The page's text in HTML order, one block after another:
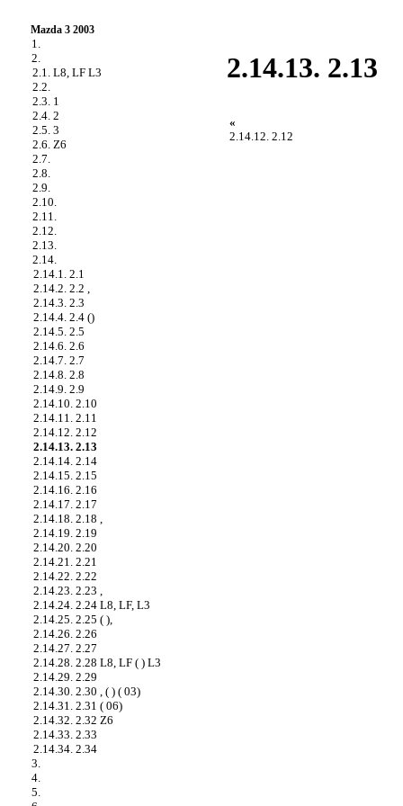
Mazda 3 2003
1.
2.
2.1. L8, LF L3
2.2.
2.3. 1
2.4. 2
2.5. 3
2.6. Z6
2.7.
2.8.
2.9.
2.10.
2.11.
2.12.
2.13.
2.14.
2.14.1. 2.1
2.14.2. 2.2 ,
2.14.3. 2.3
2.14.4. 2.4 ()
2.14.5. 2.5
2.14.6. 2.6
2.14.7. 2.7
2.14.8. 2.8
2.14.9. 2.9
2.14.10. 2.10
2.14.11. 2.11
2.14.12. 2.12
2.14.13. 2.13
2.14.14. 2.14
2.14.15. 2.15
2.14.16. 2.16
2.14.17. 2.17
2.14.18. 2.18 ,
2.14.19. 2.19
2.14.20. 2.20
2.14.21. 2.21
2.14.22. 2.22
2.14.23. 2.23 ,
2.14.24. 2.24 L8, LF, L3
2.14.25. 2.25 ( ),
2.14.26. 2.26
2.14.27. 2.27
2.14.28. 2.28 L8, LF ( ) L3
2.14.29. 2.29
2.14.30. 2.30 , ( ) ( 03)
2.14.31. 2.31 ( 06)
2.14.32. 2.32 Z6
2.14.33. 2.33
2.14.34. 2.34
3.
4.
5.
2.14.13. 2.13
«
2.14.12. 2.12